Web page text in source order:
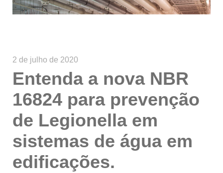
2 de julho de 2020
Entenda a nova NBR
16824 para prevenção
de Legionella em
sistemas de água em
edificações.